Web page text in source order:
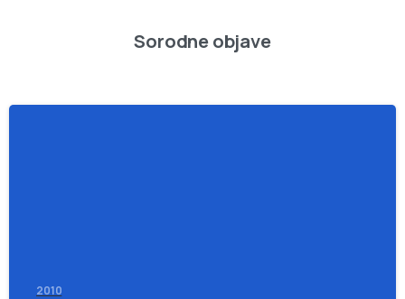
Sorodne objave
2010